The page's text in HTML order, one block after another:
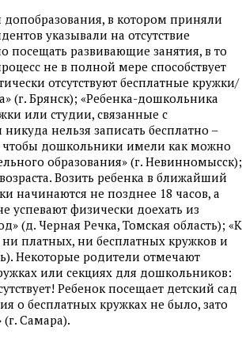
в котором приняли
указывали на отсутствие
посещать развивающие занятия, в то
не в полной мере способствует
отсутствуют бесплатные кружки/
(г. Брянск); «Ребенка-дошкольника
или студии, связанные с
нельзя записать бесплатно –
чтобы дошкольники имели как можно
образования» (г. Невинномысск);
Возить ребенка в ближайший
начинаются не позднее 18 часов, а
успевают физически доехать из
(д. Черная Речка, Томская область); «К
платных, ни бесплатных кружков и
Некоторые родители отмечают
или секциях для дошкольников:
Ребенок посещает детский сад
о бесплатных кружках не было, зато
(г. Самара).